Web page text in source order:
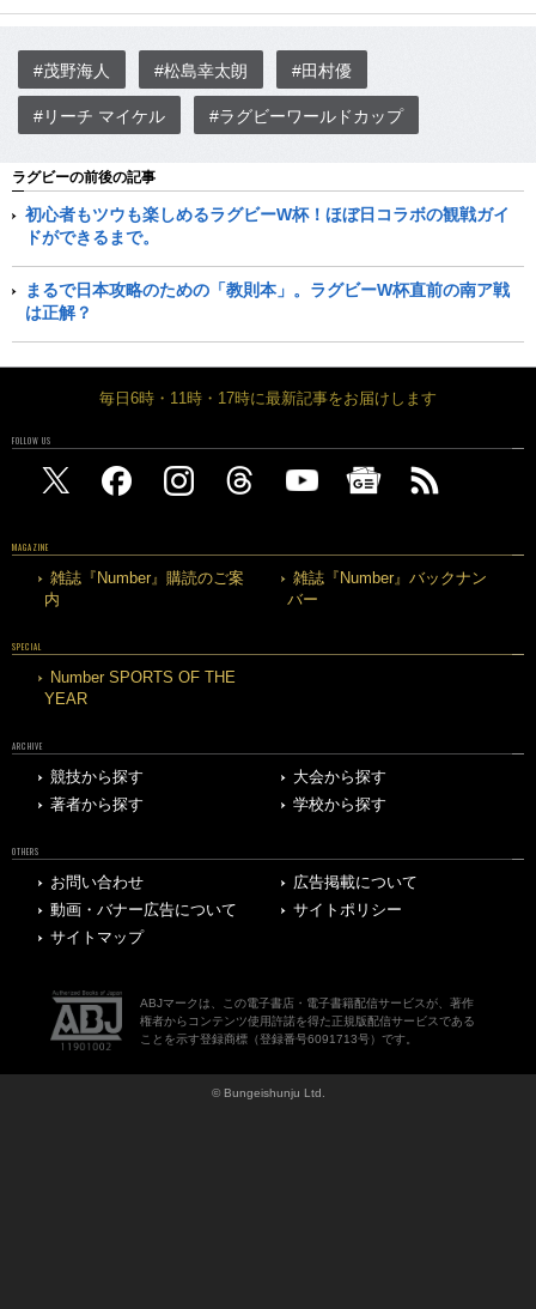
#茂野海人 #松島幸太朗 #田村優
#リーチ マイケル #ラグビーワールドカップ
ラグビーの前後の記事
初心者もツウも楽しめるラグビーW杯！ほぼ日コラボの観戦ガイ
ドができるまで。
まるで日本攻略のための「教則本」。ラグビーW杯直前の南ア戦
は正解？
毎日6時・11時・17時に最新記事をお届けします
FOLLOW US
MAGAZINE
雑誌『Number』購読のご案
内
雑誌『Number』バックナン
バー
SPECIAL
Number SPORTS OF THE
YEAR
ARCHIVE
競技から探す
大会から探す
著者から探す
学校から探す
OTHERS
お問い合わせ
広告掲載について
動画・バナー広告について
サイトポリシー
サイトマップ
ABJマークは、この電子書店・電子書籍配信サービスが、著作
権者からコンテンツ使用許諾を得た正規版配信サービスである
ことを示す登録商標（登録番号6091713号）です。
© Bungeishunju Ltd.